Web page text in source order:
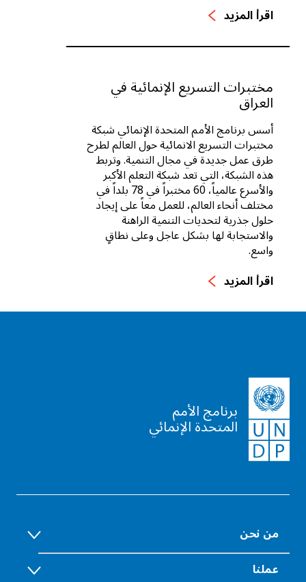
اقرأ المزيد
مختبرات التسريع الإنمائية في
العراق
أسس برنامج الأمم المتحدة الإنمائي شبكة
مختبرات التسريع الانمائية حول العالم لطرح
طرق عمل جديدة في مجال التنمية. وتربط
هذه الشبكة، التي تعد شبكة التعلم الأكبر
والأسرع عالمياً، 60 مختبراً في 78 بلداً في
مختلف أنحاء العالم، للعمل معاً على إيجاد
حلول جذرية لتحديات التنمية الراهنة
والاستجابة لها بشكل عاجل وعلى نطاقٍ
واسع.
اقرأ المزيد
برنامج الأمم
المتحدة الإنمائي
من نحن
عملنا